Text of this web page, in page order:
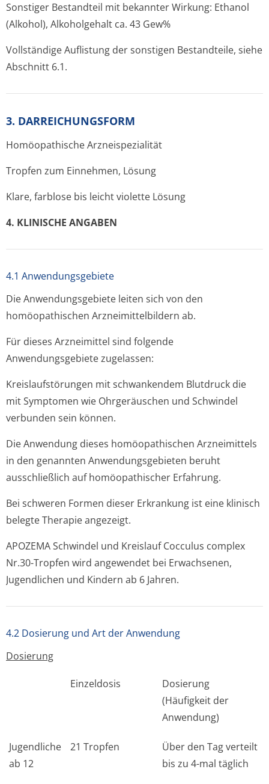
Sonstiger Bestandteil mit bekannter Wirkung: Ethanol
(Alkohol), Alkoholgehalt ca. 43 Gew%
Vollständige Auflistung der sonstigen Bestandteile, siehe
Abschnitt 6.1.
3. DARREICHUNGSFORM
Homöopathische Arzneispezialität
Tropfen zum Einnehmen, Lösung
Klare, farblose bis leicht violette Lösung
4. KLINISCHE ANGABEN
4.1 Anwendungsgebiete
Die Anwendungsgebiete leiten sich von den
homöopathischen Arzneimittelbil­dern ab.
Für dieses Arzneimittel sind folgende
Anwendungsgebiete zugelassen:
Kreislaufstörungen mit schwankendem Blutdruck die
mit Symptomen wie Ohrgeräuschen und Schwindel
verbunden sein können.
Die Anwendung dieses homöopathischen Arzneimittels
in den genannten Anwendungsgebieten beruht
ausschließlich auf homöopathischer Erfahrung.
Bei schweren Formen dieser Erkrankung ist eine klinisch
belegte Therapie angezeigt.
APOZEMA Schwindel und Kreislauf Cocculus complex
Nr.30-Tropfen wird angewendet bei Erwachsenen,
Jugendlichen und Kindern ab 6 Jahren.
4.2 Dosierung und Art der Anwendung
Dosierung
Einzeldosis
Dosierung
(Häufigkeit der
Anwendung)
Jugendliche
ab 12
21 Tropfen
Über den Tag verteilt
bis zu 4-mal täglich